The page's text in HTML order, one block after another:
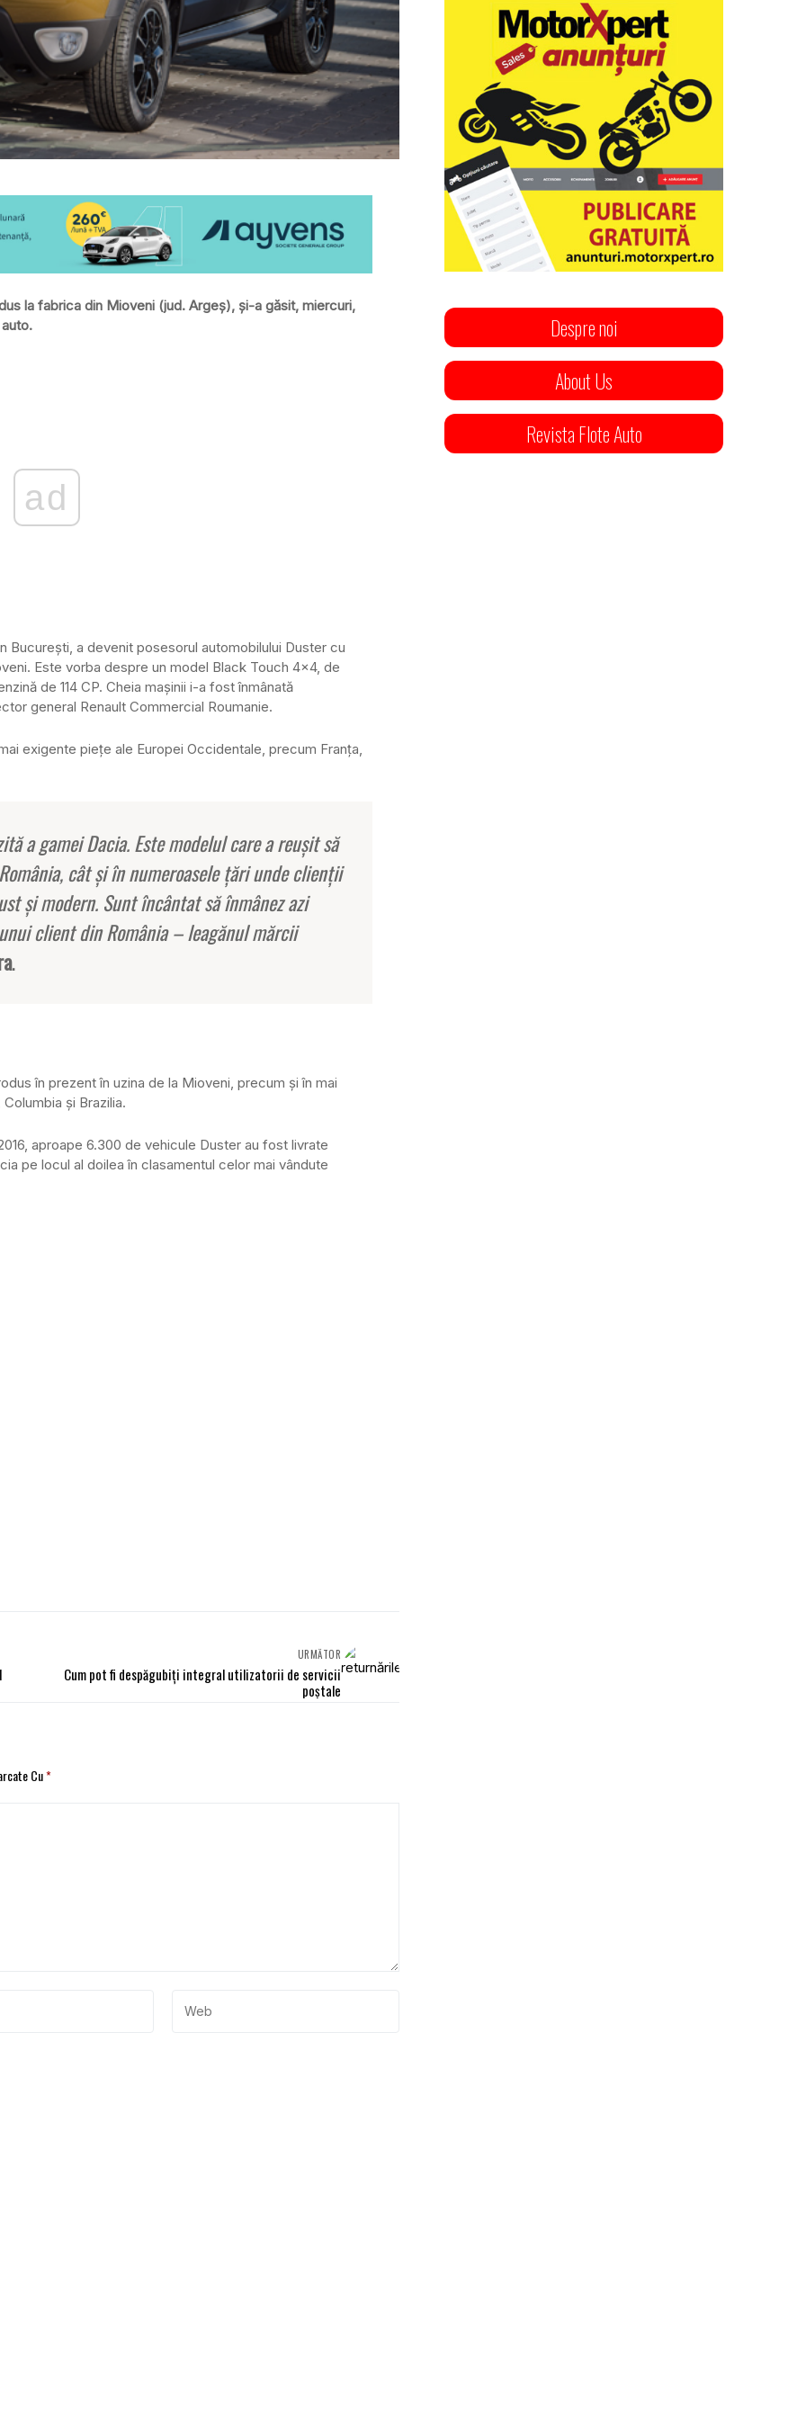
la fabrica din Mioveni (jud. Argeş), şi-a găsit, miercuri,
ad
Bucureşti, a devenit posesorul automobilului Duster cu
Este vorba despre un model Black Touch 4×4, de
de 114 CP. Cheia maşinii i-a fost înmânată
general Renault Commercial Roumanie.
exigente pieţe ale Europei Occidentale, precum Franţa,
a gamei Dacia. Este modelul care a reuşit să
cât şi în numeroasele ţări unde clienţii
şi modern. Sunt încântat să înmânez azi
client din România – leagănul mărcii
.
în prezent în uzina de la Mioveni, precum şi în mai
şi Brazilia.
aproape 6.300 de vehicule Duster au fost livrate
pe locul al doilea în clasamentul celor mai vândute
URMĂTOR
Cum pot fi despăgubiţi integral utilizatorii de servicii
poştale
Cu*
Despre noi
About Us
Revista Flote Auto